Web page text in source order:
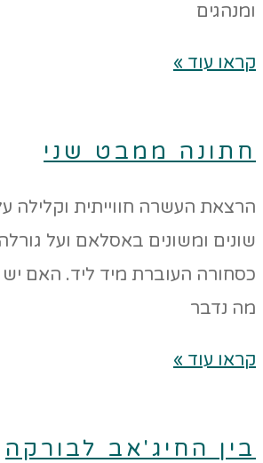
ומנהגים
קראו עוד »
חתונה ממבט שני
הרצאת העשרה חווייתית וקלילה על
שונים ומשונים באסלאם ועל
כסחורה העוברת מיד ליד. האם יש
מה נדבר
קראו עוד »
בין החיג'אב לבורקה